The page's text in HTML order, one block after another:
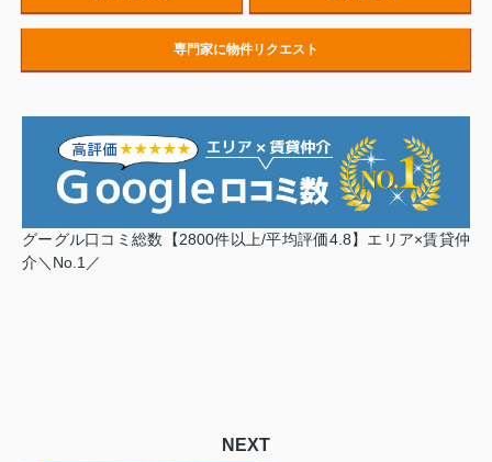
専門家に物件リクエスト
グーグル口コミ総数【2800件以上/平均評価4.8】エリア×賃貸仲
介＼No.1／
NEXT